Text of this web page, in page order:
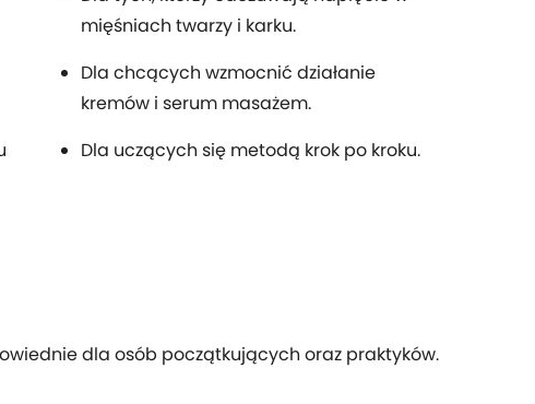
mięśniach twarzy i karku.
Dla chcących wzmocnić działanie
kremów i serum masażem.
Dla uczących się metodą krok po kroku.
dla osób początkujących oraz praktyków.